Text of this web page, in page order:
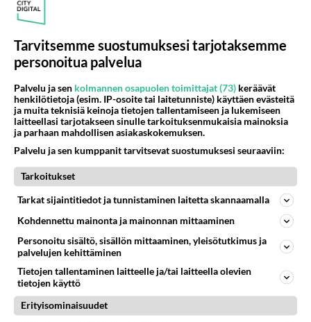
Fanititko? JR, Sue Ellen,
muu - Kuka oli Dallas-
suosikkisi?
PARAS LEFFA IKINÄ
Tarvitsemme suostumuksesi tarjotaksemme
personoitua palvelua
Palvelu ja sen kolmannen osapuolen toimittajat (73) keräävät
henkilötietoja (esim. IP-osoite tai laitetunniste) käyttäen evästeitä
ja muita teknisiä keinoja tietojen tallentamiseen ja lukemiseen
laitteellasi tarjotakseen sinulle tarkoituksenmukaisia mainoksia
ja parhaan mahdollisen asiakaskokemuksen.
Palvelu ja sen kumppanit tarvitsevat suostumuksesi seuraaviin:
Tarkoitukset
Tarkat sijaintitiedot ja tunnistaminen laitetta skannaamalla
Kohdennettu mainonta ja mainonnan mittaaminen
Personoitu sisältö, sisällön mittaaminen, yleisötutkimus ja
palvelujen kehittäminen
Tietojen tallentaminen laitteelle ja/tai laitteella olevien
tietojen käyttö
Erityisominaisuudet